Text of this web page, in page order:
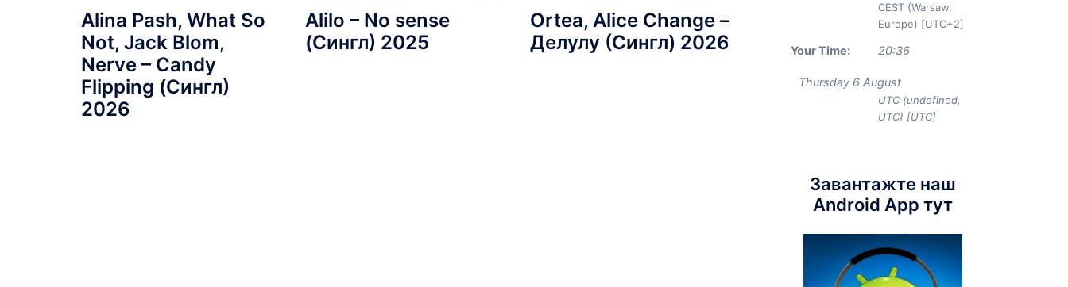
Alina Pash, What So
Not, Jack Blom,
Nerve – Candy
Flipping (Сингл)
2026
Alilo – No sense
(Сингл) 2025
Ortea, Alice Change –
Делулу (Сингл) 2026
CEST (Warsaw,
Europe) [UTC+2]
Your Time: 20:36
Thursday 6 August
UTC (undefined,
UTC) [UTC]
Завантажте наш
Android App тут